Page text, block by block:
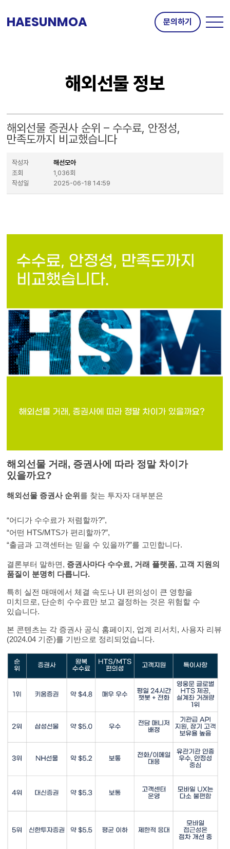
HAESUNMOA 문의하기
해외선물 정보
해외선물 증권사 순위 – 수수료, 안정성,
만족도까지 비교했습니다
작성자
해선모아
조회
1,036회
작성일
2025-06-18 14:59
해외선물 거래, 증권사에 따라 정말 차이가
있을까요?
해외선물 증권사 순위 를 찾는 투자자 대부분은
“어디가 수수료가 저렴할까?”,
“어떤 HTS/MTS가 편리할까?”,
“출금과 고객센터는 믿을 수 있을까?”를 고민합니다.
결론부터 말하면, 증권사마다 수수료, 거래 플랫폼, 고객 지원의
품질이 분명히 다릅니다.
특히 실전 매매에서 체결 속도나 UI 편의성이 큰 영향을
미치므로, 단순히 수수료만 보고 결정하는 것은 위험할 수
있습니다.
본 콘텐츠는 각 증권사 공식 홈페이지, 업계 리서치, 사용자 리뷰
(2024.04 기준)를 기반으로 정리되었습니다.